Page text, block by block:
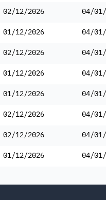
02/12/2026 04/
01/12/2026 04/
02/12/2026 04/
01/12/2026 04/
01/12/2026 04/
02/12/2026 04/
02/12/2026 04/
01/12/2026 04/